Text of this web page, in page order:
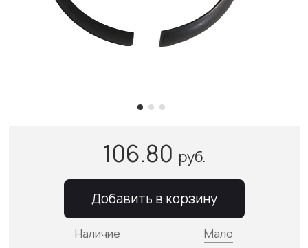
106.80 руб.
Добавить в корзину
Наличие Мало